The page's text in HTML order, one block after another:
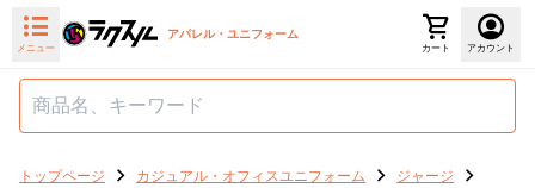
メニュー
アパレル・ユニフォーム
カート アカウント
トップページ カジュアル・オフィスユニフォーム
ジャージ